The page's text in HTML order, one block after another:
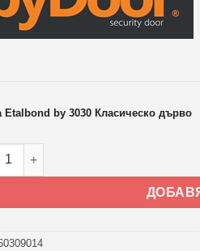
Etalbond by 3030 Класическо дърво
за Блиндирана врата